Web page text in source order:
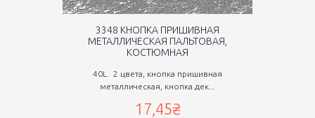
3348 КНОПКА ПРИШИВНАЯ
МЕТАЛЛИЧЕСКАЯ ПАЛЬТОВАЯ,
КОСТЮМНАЯ
40L. 2 цвета, кнопка пришивная
металлическая, кнопка дек...
17,45₴